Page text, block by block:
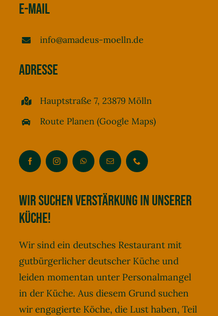
E-Mail
info@amadeus-moelln.de
Adresse
Hauptstraße 7, 23879 Mölln
Route Planen (Google Maps)
Wir suchen Verstärkung in unserer
Küche!
Wir sind ein deutsches Restaurant mit
gutbürgerlicher deutscher Küche und
leiden momentan unter Personalmangel
in der Küche. Aus diesem Grund suchen
wir engagierte Köche, die Lust haben, Teil